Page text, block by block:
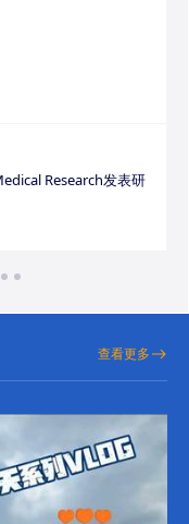
Research发表研
查看更多